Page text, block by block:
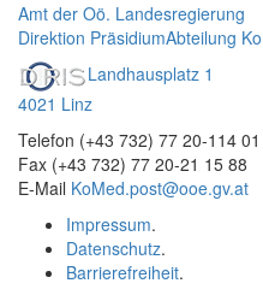
Amt der Oö. Landesregierung
Direktion PräsidiumAbteilung
Landhausplatz 1
4021 Linz
Telefon (+43 732) 77 20-114 01
Fax (+43 732) 77 20-21 15 88
E-Mail KoMed.post@ooe.gv.at
Impressum.
Datenschutz.
Barrierefreiheit.